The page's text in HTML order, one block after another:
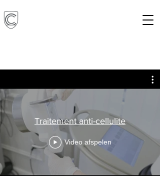
Traitement anti-cellulite
Video afspelen